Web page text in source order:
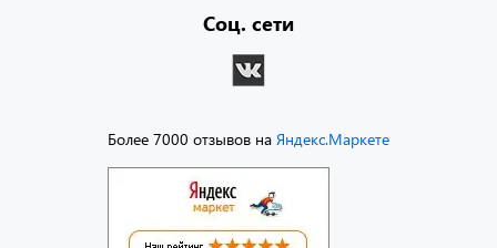
Более 7000 отзывов на Яндекс.Маркете
Соц. сети